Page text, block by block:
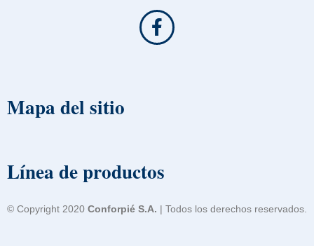
Mapa del sitio
Línea de productos
© Copyright 2020 Conforpié S.A. | Todos los derechos reservados.